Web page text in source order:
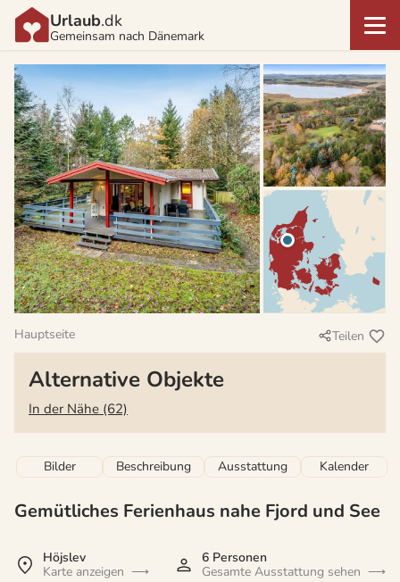
Urlaub.dk
Gemeinsam nach Dänemark
Hauptseite Teilen
Alternative Objekte
In der Nähe (62)
Bilder Beschreibung Ausstattung Kalender
Gemütliches Ferienhaus nahe Fjord und See
Höjslev
Karte anzeigen
6 Personen
Gesamte Ausstattung sehen